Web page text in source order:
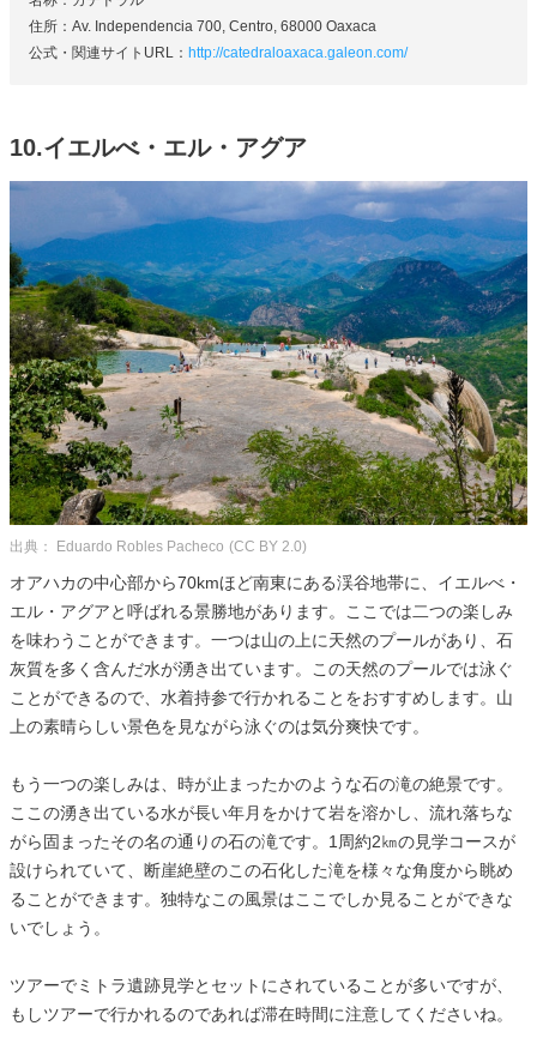
住所：Av. Independencia 700, Centro, 68000 Oaxaca
公式・関連サイトURL： http://catedraloaxaca.galeon.com/
10.イエルべ・エル・アグア
出典： Eduardo Robles Pacheco (CC BY 2.0)
オアハカの中心部から70kmほど南東にある渓谷地帯に、イエルべ・
エル・アグアと呼ばれる景勝地があります。ここでは二つの楽しみ
を味わうことができます。一つは山の上に天然のプールがあり、石
灰質を多く含んだ水が湧き出ています。この天然のプールでは泳ぐ
ことができるので、水着持参で行かれることをおすすめします。山
上の素晴らしい景色を見ながら泳ぐのは気分爽快です。
もう一つの楽しみは、時が止まったかのような石の滝の絶景です。
ここの湧き出ている水が長い年月をかけて岩を溶かし、流れ落ちな
がら固まったその名の通りの石の滝です。1周約2㎞の見学コースが
設けられていて、断崖絶壁のこの石化した滝を様々な角度から眺め
ることができます。独特なこの風景はここでしか見ることができな
いでしょう。
ツアーでミトラ遺跡見学とセットにされていることが多いですが、
もしツアーで行かれるのであれば滞在時間に注意してくださいね。